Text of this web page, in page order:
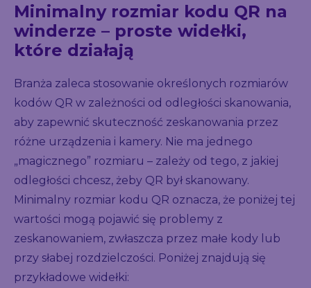
Minimalny rozmiar kodu QR na
winderze – proste widełki,
które działają
Branża zaleca stosowanie określonych rozmiarów
kodów QR w zależności od odległości skanowania,
aby zapewnić skuteczność zeskanowania przez
różne urządzenia i kamery. Nie ma jednego
„magicznego” rozmiaru – zależy od tego, z jakiej
odległości chcesz, żeby QR był skanowany.
Minimalny rozmiar kodu QR oznacza, że poniżej tej
wartości mogą pojawić się problemy z
zeskanowaniem, zwłaszcza przez małe kody lub
przy słabej rozdzielczości. Poniżej znajdują się
przykładowe widełki: